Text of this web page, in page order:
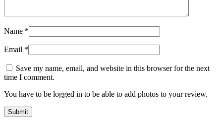
Name *
Email *
Save my name, email, and website in this browser for the next
time I comment.
You have to be logged in to be able to add photos to your review.